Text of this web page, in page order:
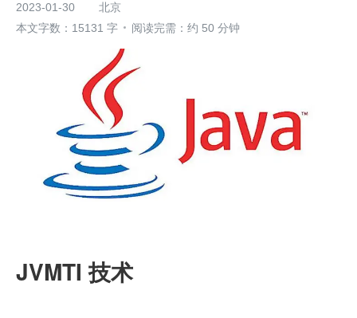
2023-01-30
北京
本文字数：15131 字
阅读完需：约 50 分钟
JVMTI 技术